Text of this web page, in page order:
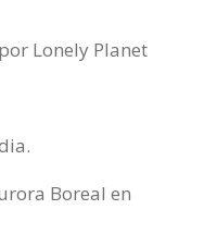
Lonely Planet
Boreal en